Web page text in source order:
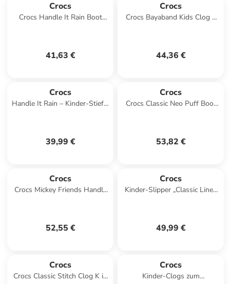
Crocs
Crocs Handle It Rain Boot
41,63 €
Crocs
Crocs Bayaband Kids Clog T
44,36 €
Crocs
Handle It Rain – Kinder-Stiefel
39,99 €
Crocs
Crocs Classic Neo Puff Boot
53,82 €
Crocs
Crocs Mickey Friends Handle
52,55 €
Crocs
Kinder-Slipper „Classic Lined
49,99 €
Crocs
Crocs Classic Stitch Clog K in
Crocs
Kinder-Clogs zum